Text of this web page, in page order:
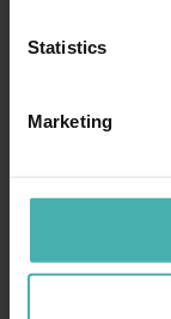
Statistics
Marketing
TAMMERFORS
33100 Tammerfors
LAHTIS